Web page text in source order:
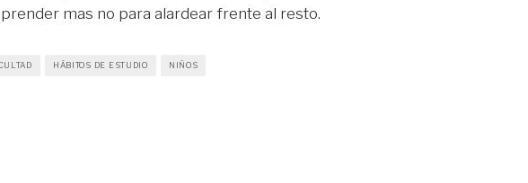
mas no para alardear frente al resto.
HÁBITOS DE ESTUDIO NIÑOS